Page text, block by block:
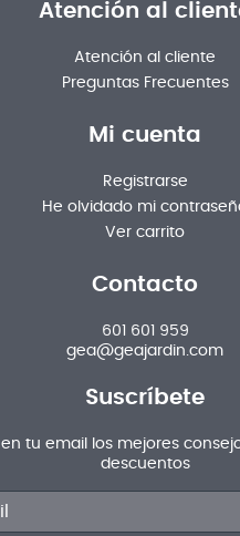
Atención al
Atención al cliente
Preguntas Frecuentes
Mi cuenta
Registrarse
He olvidado mi
Ver carrito
Contacto
601 601 959
gea@geajardin.com
Suscríbete
en tu email los mejores
descuentos